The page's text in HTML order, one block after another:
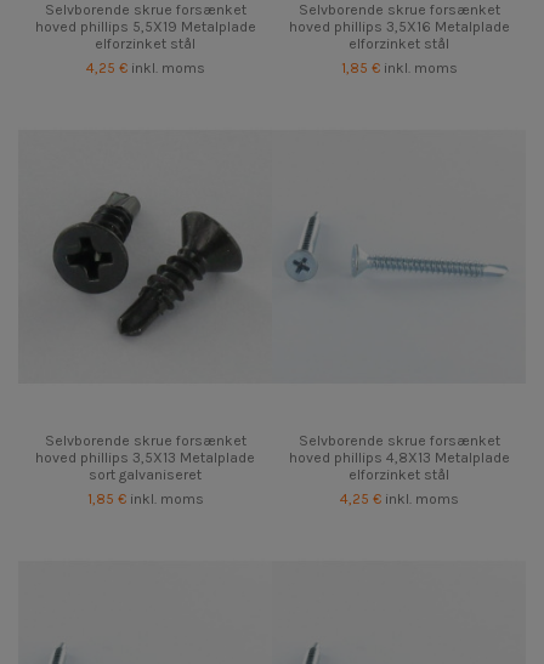
Selvborende skrue forsænket
hoved phillips 5,5X19 Metalplade
elforzinket stål
4,25 € inkl. moms
Selvborende skrue forsænket
hoved phillips 3,5X16 Metalplade
elforzinket stål
1,85 € inkl. moms
Selvborende skrue forsænket
hoved phillips 3,5X13 Metalplade
sort galvaniseret
1,85 € inkl. moms
Selvborende skrue forsænket
hoved phillips 4,8X13 Metalplade
elforzinket stål
4,25 € inkl. moms